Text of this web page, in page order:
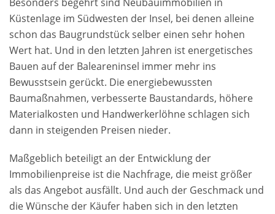
Küstenlage im Südwesten der Insel, bei denen alleine
schon das Baugrundstück selber einen sehr hohen
Wert hat. Und in den letzten Jahren ist energetisches
Bauen auf der Baleareninsel immer mehr ins
Bewusstsein gerückt. Die energiebewussten
Baumaßnahmen, verbesserte Baustandards, höhere
Materialkosten und Handwerkerlöhne schlagen sich
dann in steigenden Preisen nieder.
Maßgeblich beteiligt an der Entwicklung der
Immobilienpreise ist die Nachfrage, die meist größer
als das Angebot ausfällt. Und auch der Geschmack und
die Wünsche der Käufer haben sich in den letzten